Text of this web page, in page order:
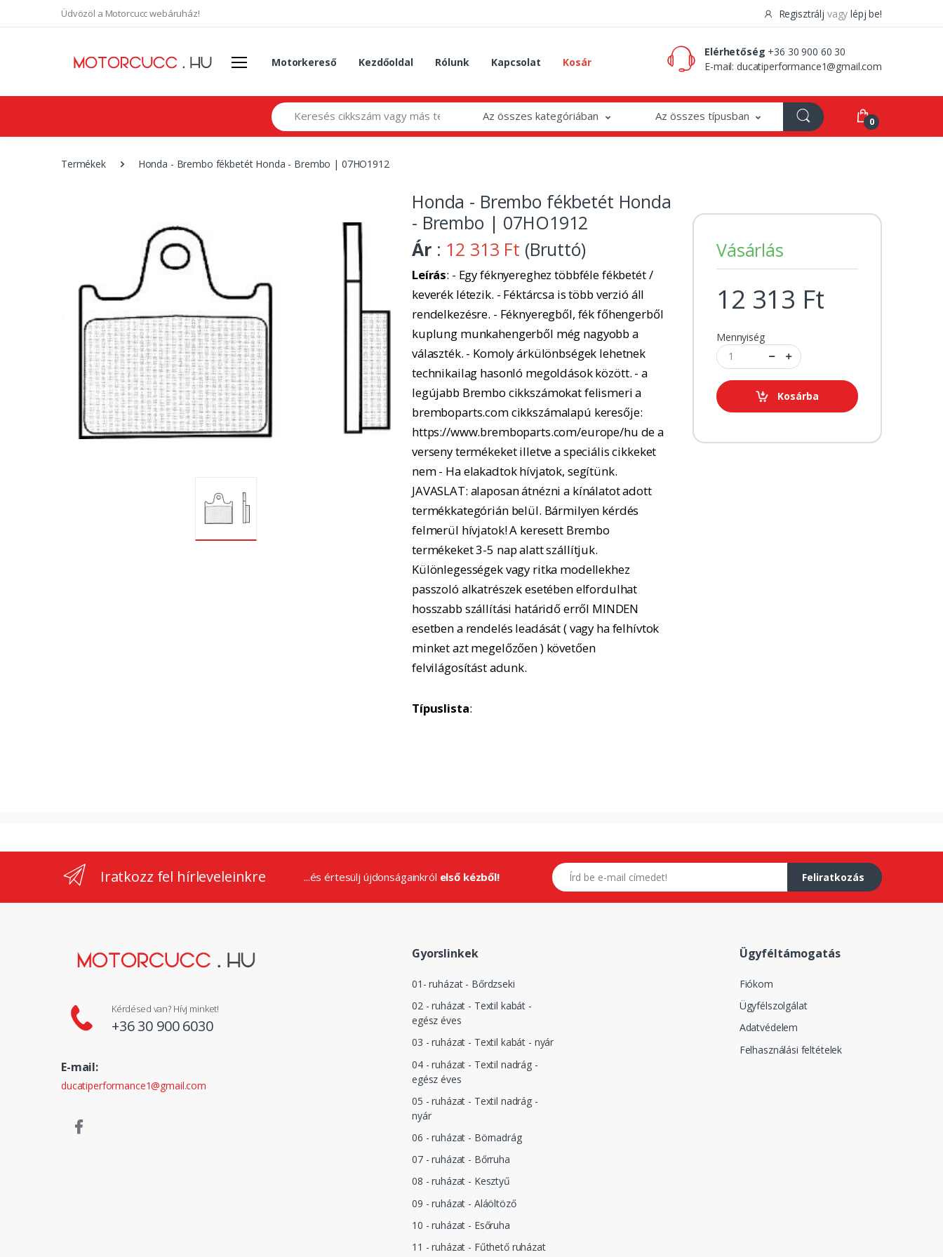
Üdvözöl a Motorcucc webáruház! Regisztrálj vagy lépj be!
Motorkereső Kezdőoldal Rólunk Kapcsolat Kosár
Elérhetőség +36 30 900 60 30
E-mail:ducatiperformance1@gmail.com
Search Az összes kategóriában Az összes típusban 0
Termékek Honda - Brembo fékbetét Honda - Brembo | 07HO1912
Honda - Brembo fékbetét Honda
- Brembo | 07HO1912
Ár : 12 313 Ft (Bruttó)
Leírás: - Egy féknyereghez többféle fékbetét /
keverék létezik. - Féktárcsa is több verzió áll
rendelkezésre. - Féknyeregből, fék főhengerből
kuplung munkahengerből még nagyobb a
választék. - Komoly árkülönbségek lehetnek
technikailag hasonló megoldások között. - a
legújabb Brembo cikkszámokat felismeri a
bremboparts.com cikkszámalapú keresője:
https://www.bremboparts.com/europe/hu de a
verseny termékeket illetve a speciális cikkeket
nem - Ha elakadtok hívjatok, segítünk.
JAVASLAT: alaposan átnézni a kínálatot adott
termékkategórián belül. Bármilyen kérdés
felmerül hívjatok! A keresett Brembo
termékeket 3-5 nap alatt szállítjuk.
Különlegességek vagy ritka modellekhez
passzoló alkatrészek esetében elfordulhat
hosszabb szállítási határidő erről MINDEN
esetben a rendelés leadását ( vagy ha felhívtok
minket azt megelőzően ) követően
felvilágosítást adunk.
Típuslista:
Vásárlás
12 313 Ft
Mennyiség
Kosárba
Iratkozz fel hírleveleinkre ...és értesülj újdonságainkról első kézből!
E-mail címed
Feliratkozás
Kérdésed van? Hívj minket!
+36 30 900 6030
E-mail:
ducatiperformance1@gmail.com
Gyorslinkek
01- ruházat - Bőrdzseki
02 - ruházat - Textil kabát -
egész éves
03 - ruházat - Textil kabát - nyár
04 - ruházat - Textil nadrág -
egész éves
05 - ruházat - Textil nadrág -
nyár
06 - ruházat - Börnadrág
07 - ruházat - Bőrruha
08 - ruházat - Kesztyű
09 - ruházat - Aláöltöző
10 - ruházat - Esőruha
11 - ruházat - Fűthető ruházat
Ügyféltámogatás
Fiókom
Ügyfélszolgálat
Adatvédelem
Felhasználási feltételek